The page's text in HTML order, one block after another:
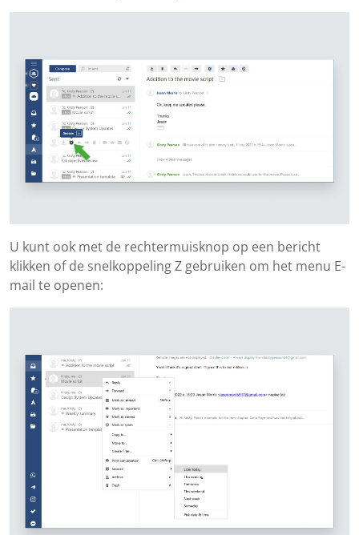
U kunt ook met de rechtermuisknop op een bericht
klikken of de snelkoppeling Z gebruiken om het menu E-
mail te openen: